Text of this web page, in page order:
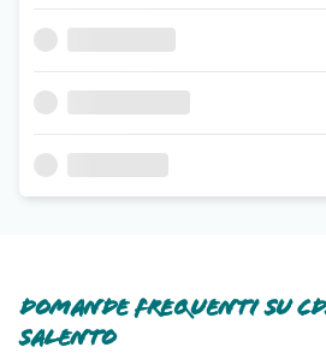
Domande frequenti su
Salento